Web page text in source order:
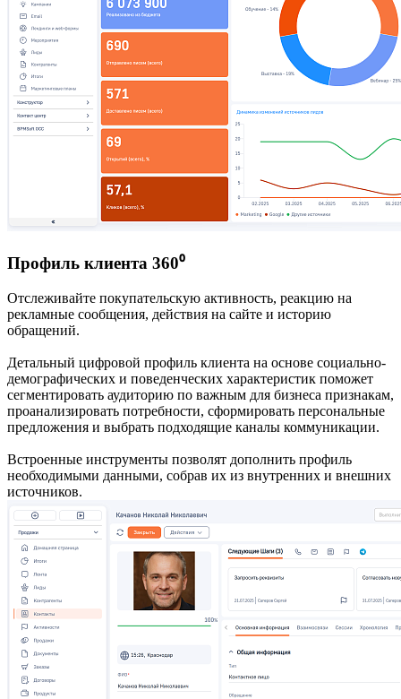
Профиль клиента 360⁰
Отслеживайте покупательскую активность, реакцию на
рекламные сообщения, действия на сайте и историю
обращений.
Детальный цифровой профиль клиента на основе социально-
демографических и поведенческих характеристик поможет
сегментировать аудиторию по важным для бизнеса признакам,
проанализировать потребности, сформировать персональные
предложения и выбрать подходящие каналы коммуникации.
Встроенные инструменты позволят дополнить профиль
необходимыми данными, собрав их из внутренних и внешних
источников.